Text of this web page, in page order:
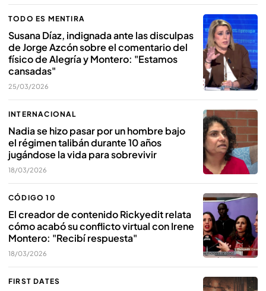
TODO ES MENTIRA
Susana Díaz, indignada ante las disculpas
de Jorge Azcón sobre el comentario del
físico de Alegría y Montero: "Estamos
cansadas"
25/03/2026
INTERNACIONAL
Nadia se hizo pasar por un hombre bajo
el régimen talibán durante 10 años
jugándose la vida para sobrevivir
18/03/2026
CÓDIGO 10
El creador de contenido Rickyedit relata
cómo acabó su conflicto virtual con Irene
Montero: "Recibí respuesta"
18/03/2026
FIRST DATES